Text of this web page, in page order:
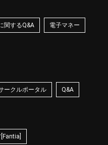
関するQ&A 電子マネー
ークルポータル Q&A